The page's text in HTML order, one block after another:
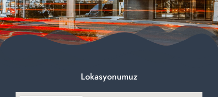
Lokasyonumuz